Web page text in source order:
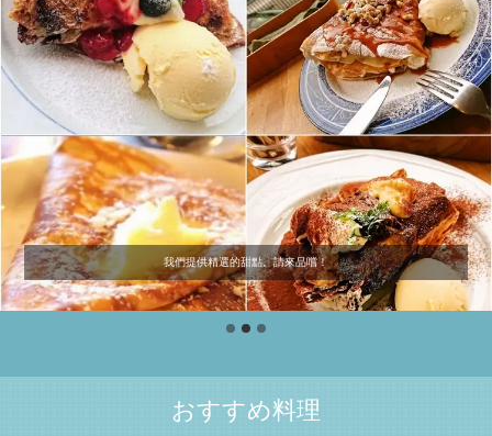
我們提供精選的甜點。請來品嚐！
おすすめ料理